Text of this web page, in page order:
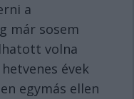
a
már sosem
volna
évek
egymás ellen